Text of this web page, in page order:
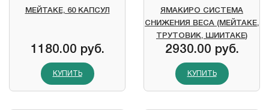
МЕЙТАКЕ, 60 КАПСУЛ
1180.00 руб.
КУПИТЬ
ЯМАКИРО СИСТЕМА
СНИЖЕНИЯ ВЕСА (МЕЙТАКЕ,
ТРУТОВИК, ШИИТАКЕ)
2930.00 руб.
КУПИТЬ